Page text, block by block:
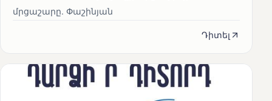
մրցաշարը. Փաշինյան
Դիտել